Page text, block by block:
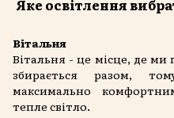
Яке освітлення
Вітальня
Вітальня - це місце, де ми
збирається разом,
максимально
тепле світло.